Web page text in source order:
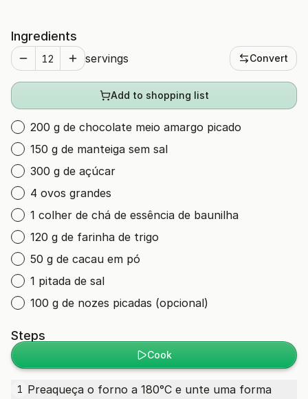
Ingredients
servings Convert
Add to shopping list
200 g de chocolate meio amargo picado
150 g de manteiga sem sal
300 g de açúcar
4 ovos grandes
1 colher de chá de essência de baunilha
120 g de farinha de trigo
50 g de cacau em pó
1 pitada de sal
100 g de nozes picadas (opcional)
Steps
Cook
1 Preaqueça o forno a 180°C e unte uma forma